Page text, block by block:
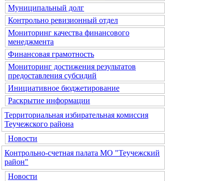
Муниципальный долг
Контрольно ревизионный отдел
Мониторинг качества финансового
менеджмента
Финансовая грамотность
Мониторинг достижения результатов
предоставления субсидий
Инициативное бюджетирование
Раскрытие информации
Территориальная избирательная комиссия
Теучежского района
Новости
Контрольно-счетная палата МО "Теучежский
район"
Новости